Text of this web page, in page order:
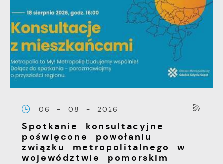
06 - 08 - 2026
Spotkanie konsultacyjne
poświęcone powołaniu
związku metropolitalnego w
województwie pomorskim